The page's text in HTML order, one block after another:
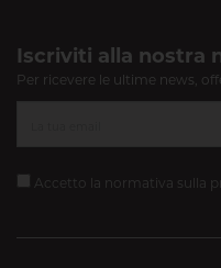
Iscriviti alla nostra
Per ricevere le ultime news,
Accetto la normativa sulla